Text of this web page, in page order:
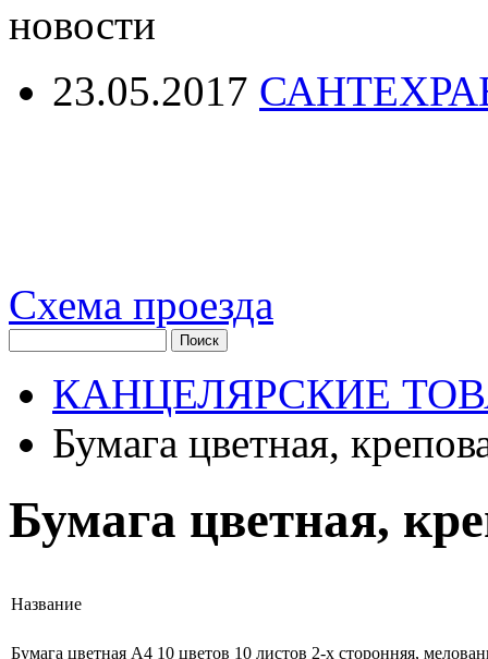
новости
23.05.2017
Схема проезда
КАНЦЕЛЯРСКИЕ
Бумага цветная,
Бумага цветная,
Название
Бумага цветная А4 10 цветов 10 листов 2-х сторонняя,